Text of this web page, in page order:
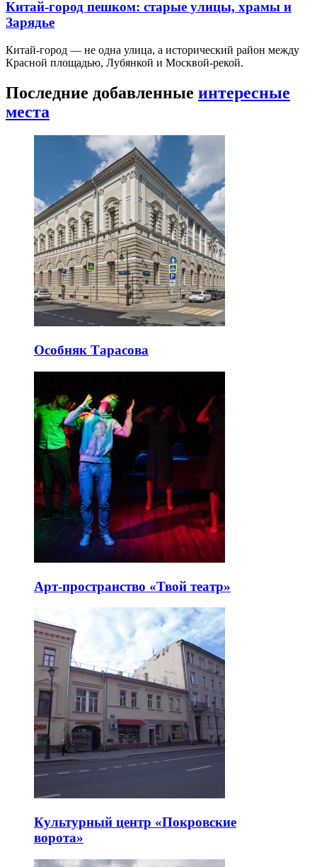
Китай-город пешком: старые улицы, храмы и
Зарядье
Китай-город — не одна улица, а исторический район между
Красной площадью, Лубянкой и Москвой-рекой.
Последние добавленные интересные
места
Особняк Тарасова
Арт-пространство «Твой театр»
Культурный центр «Покровские
ворота»